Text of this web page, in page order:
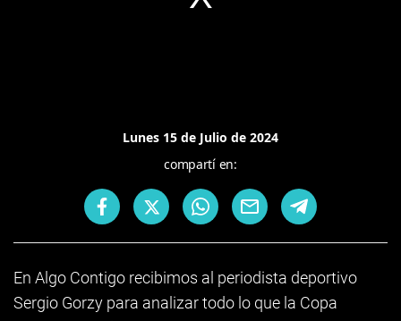
Lunes 15 de Julio de 2024
compartí en:
En Algo Contigo recibimos al periodista deportivo
Sergio Gorzy para analizar todo lo que la Copa